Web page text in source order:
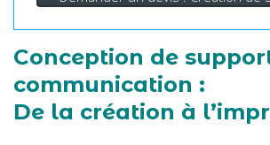
Conception de
communication :
De la création à